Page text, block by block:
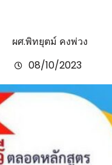
ผศ.พิทยุตม์ คงพ่วง
08/10/2023